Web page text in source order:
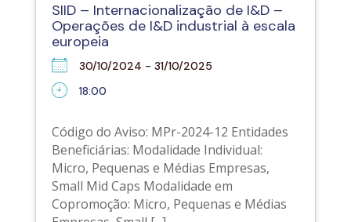
SIID – Internacionalização de I&D –
Operações de I&D industrial à escala
europeia
30/10/2024 - 31/10/2025
18:00
Código do Aviso: MPr-2024-12 Entidades
Beneficiárias: Modalidade Individual:
Micro, Pequenas e Médias Empresas,
Small Mid Caps Modalidade em
Copromoção: Micro, Pequenas e Médias